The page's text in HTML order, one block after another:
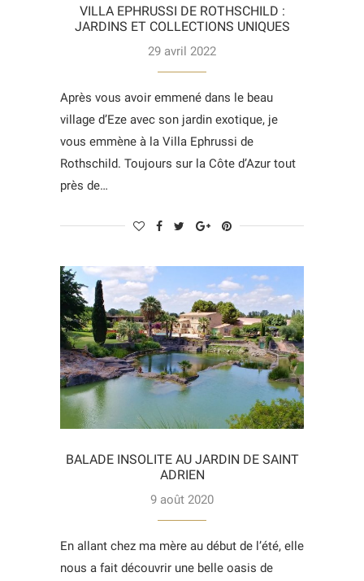
VILLA EPHRUSSI DE ROTHSCHILD :
JARDINS ET COLLECTIONS UNIQUES
29 avril 2022
Après vous avoir emmené dans le beau
village d’Eze avec son jardin exotique, je
vous emmène à la Villa Ephrussi de
Rothschild. Toujours sur la Côte d’Azur tout
près de…
BALADE INSOLITE AU JARDIN DE SAINT
ADRIEN
9 août 2020
En allant chez ma mère au début de l’été, elle
nous a fait découvrir une belle oasis de